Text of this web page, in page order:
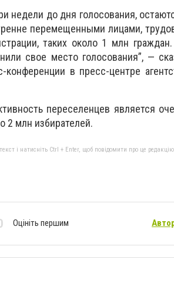
недели до дня голосования,
перемещенными лицами,
таких около 1 млн
свое место голосования”, —
в пресс-центре
переселенцев является
2 млн избирателей.
і натисніть Ctrl + Enter, щоб повідомити про це редакцію
Оцініть першим